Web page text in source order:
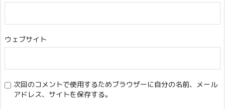
ウェブサイト
次回のコメントで使用するためブラウザーに自分の名前、メール
アドレス、サイトを保存する。